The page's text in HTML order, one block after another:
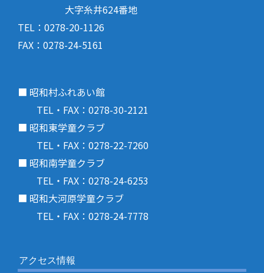
大字糸井624番地
TEL：0278-20-1126
FAX：0278-24-5161
■ 昭和村ふれあい館
TEL・FAX：0278-30-2121
■ 昭和東学童クラブ
TEL・FAX：0278-22-7260
■ 昭和南学童クラブ
TEL・FAX：0278-24-6253
■ 昭和大河原学童クラブ
TEL・FAX：0278-24-7778
アクセス情報